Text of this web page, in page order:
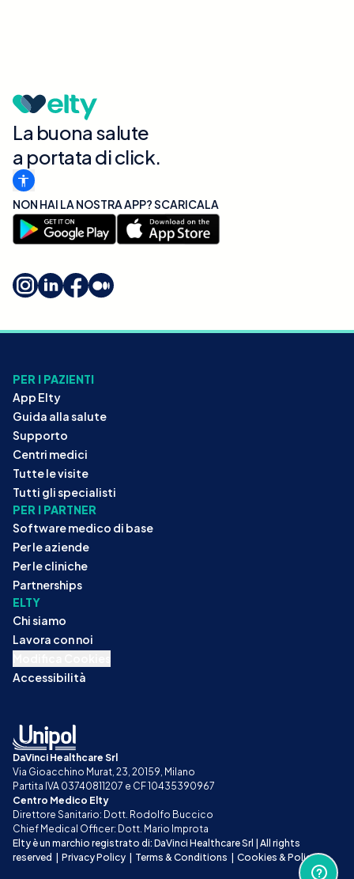
La buona salute
a portata di click.
NON HAI LA NOSTRA APP? SCARICALA
PER I PAZIENTI
App Elty
Guida alla salute
Supporto
Centri medici
Tutte le visite
Tutti gli specialisti
PER I PARTNER
Software medico di base
Per le aziende
Per le cliniche
Partnerships
ELTY
Chi siamo
Lavora con noi
Accessibilità
DaVinci Healthcare Srl
Via Gioacchino Murat, 23, 20159, Milano
Partita IVA 03740811207 e CF 10435390967
Centro Medico Elty
Direttore Sanitario: Dott. Rodolfo Buccico
Chief Medical Officer: Dott. Mario Improta
Elty è un marchio registrato di: DaVinci Healthcare Srl | All rights
reserved | Privacy Policy | Terms & Conditions | Cookies & Policy